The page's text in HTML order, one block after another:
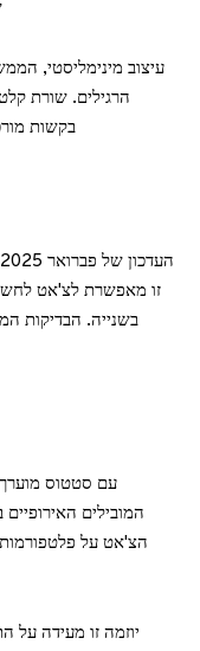
עיצוב מינימליסטי,
הרגילים. שורת
בקשות
בשנייה. הבדיקות
המובילים
הצ'אט על